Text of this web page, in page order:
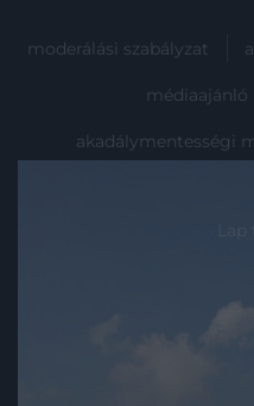
moderálási szabályzat
médiaajánló
akadálymentességi